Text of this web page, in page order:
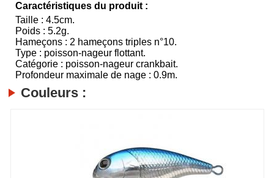
Caractéristiques du produit :
Taille : 4.5cm.
Poids : 5.2g.
Hameçons : 2 hameçons triples n°10.
Type : poisson-nageur flottant.
Catégorie : poisson-nageur crankbait.
Profondeur maximale de nage : 0.9m.
Couleurs :